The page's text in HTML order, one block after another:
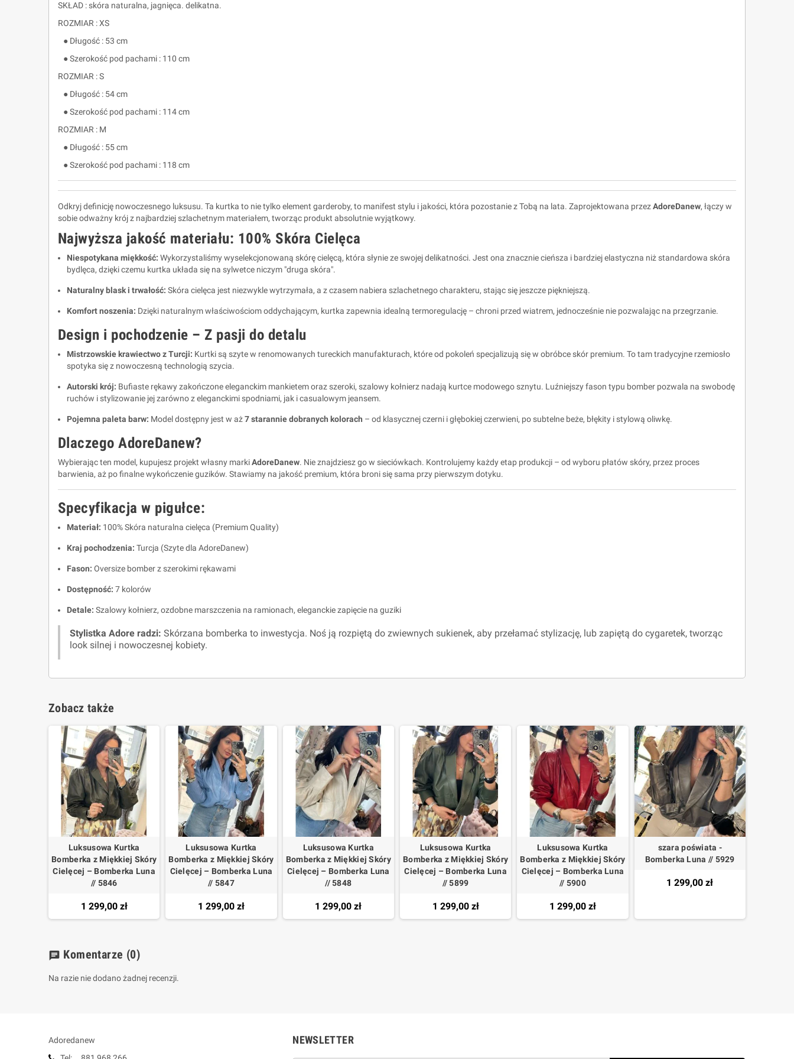
SKŁAD : skóra naturalna, jagnięca. delikatna.
ROZMIAR : XS
● Długość : 53 cm
● Szerokość pod pachami : 110 cm
ROZMIAR : S
● Długość : 54 cm
● Szerokość pod pachami : 114 cm
ROZMIAR : M
● Długość : 55 cm
● Szerokość pod pachami : 118 cm
Odkryj definicję nowoczesnego luksusu. Ta kurtka to nie tylko element garderoby, to manifest stylu i jakości, która pozostanie z Tobą na lata. Zaprojektowana przezAdoreDanew, łączy w
sobie odważny krój z najbardziej szlachetnym materiałem, tworząc produkt absolutnie wyjątkowy.
Najwyższa jakość materiału: 100% Skóra Cielęca
Niespotykana miękkość: Wykorzystaliśmy wyselekcjonowaną skórę cielęcą, która słynie ze swojej delikatności. Jest ona znacznie cieńsza i bardziej elastyczna niż standardowa skóra
bydlęca, dzięki czemu kurtka układa się na sylwetce niczym "druga skóra".
Naturalny blask i trwałość: Skóra cielęca jest niezwykle wytrzymała, a z czasem nabiera szlachetnego charakteru, stając się jeszcze piękniejszą.
Komfort noszenia: Dzięki naturalnym właściwościom oddychającym, kurtka zapewnia idealną termoregulację – chroni przed wiatrem, jednocześnie nie pozwalając na przegrzanie.
Design i pochodzenie – Z pasji do detalu
Mistrzowskie krawiectwo z Turcji: Kurtki są szyte w renomowanych tureckich manufakturach, które od pokoleń specjalizują się w obróbce skór premium. To tam tradycyjne rzemiosło
spotyka się z nowoczesną technologią szycia.
Autorski krój: Bufiaste rękawy zakończone eleganckim mankietem oraz szeroki, szalowy kołnierz nadają kurtce modowego sznytu. Luźniejszy fason typu bomber pozwala na swobodę
ruchów i stylizowanie jej zarówno z eleganckimi spodniami, jak i casualowym jeansem.
Pojemna paleta barw: Model dostępny jest w aż7 starannie dobranych kolorach – od klasycznej czerni i głębokiej czerwieni, po subtelne beże, błękity i stylową oliwkę.
Dlaczego AdoreDanew?
Wybierając ten model, kupujesz projekt własny markiAdoreDanew. Nie znajdziesz go w sieciówkach. Kontrolujemy każdy etap produkcji – od wyboru płatów skóry, przez proces
barwienia, aż po finalne wykończenie guzików. Stawiamy na jakość premium, która broni się sama przy pierwszym dotyku.
Specyfikacja w pigułce:
Materiał: 100% Skóra naturalna cielęca (Premium Quality)
Kraj pochodzenia: Turcja (Szyte dla AdoreDanew)
Fason: Oversize bomber z szerokimi rękawami
Dostępność: 7 kolorów
Detale: Szalowy kołnierz, ozdobne marszczenia na ramionach, eleganckie zapięcie na guziki
Stylistka Adore radzi: Skórzana bomberka to inwestycja. Noś ją rozpiętą do zwiewnych sukienek, aby przełamać stylizację, lub zapiętą do cygaretek, tworząc
look silnej i nowoczesnej kobiety.
Zobacz także
Luksusowa Kurtka
Bomberka z Miękkiej Skóry
Cielęcej – Bomberka Luna
// 5846
1 299,00 zł
Luksusowa Kurtka
Bomberka z Miękkiej Skóry
Cielęcej – Bomberka Luna
// 5847
1 299,00 zł
Luksusowa Kurtka
Bomberka z Miękkiej Skóry
Cielęcej – Bomberka Luna
// 5848
1 299,00 zł
Luksusowa Kurtka
Bomberka z Miękkiej Skóry
Cielęcej – Bomberka Luna
// 5899
1 299,00 zł
Luksusowa Kurtka
Bomberka z Miękkiej Skóry
Cielęcej – Bomberka Luna
// 5900
1 299,00 zł
szara poświata -
Bomberka Luna // 5929
1 299,00 zł
chat Komentarze (0)
Na razie nie dodano żadnej recenzji.
Adoredanew
NEWSLETTER